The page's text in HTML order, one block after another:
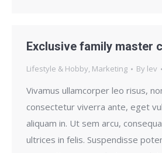
Exclusive family master
Lifestyle & Hobby, Marketing By lev
Vivamus ullamcorper leo risus,
consectetur viverra ante, eget
aliquam in. Ut sem arcu,
ultrices in felis. Suspendisse